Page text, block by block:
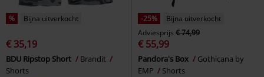
% Bijna uitverkocht
€ 35,19
BDU Ripstop Short
Brandit
Shorts
-25%
Bijna uitverkocht
Adviesprijs € 74,99
€ 55,99
Pandora's Box
Gothicana by
EMP
Shorts